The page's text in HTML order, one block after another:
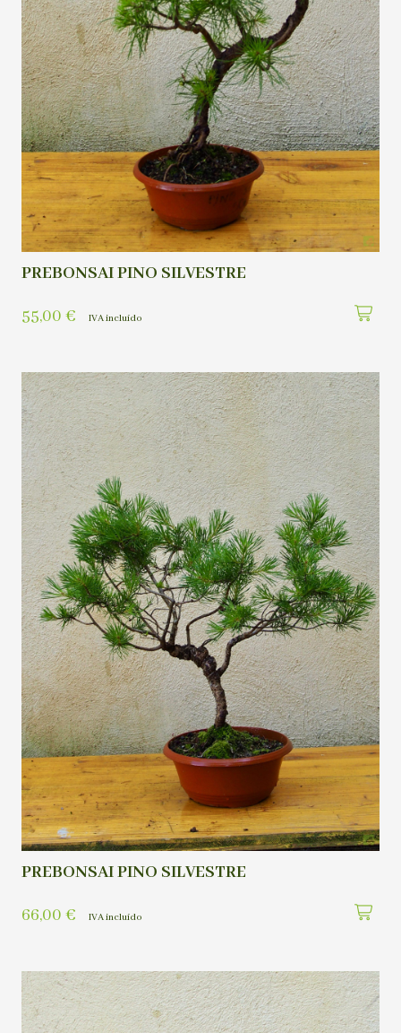
PREBONSAI PINO SILVESTRE
55,00 € IVA incluído
PREBONSAI PINO SILVESTRE
66,00 € IVA incluído